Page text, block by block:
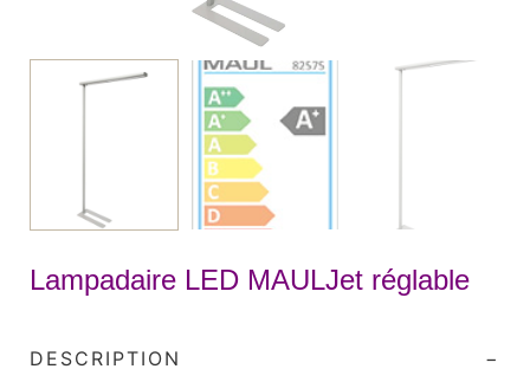
Lampadaire LED MAULJet réglable
DESCRIPTION